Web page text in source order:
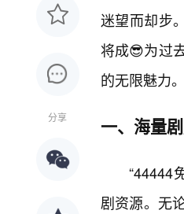
分享
迷望而却步
将成😎为过
的无限魅力。
一、海量
“44444
剧资源。无